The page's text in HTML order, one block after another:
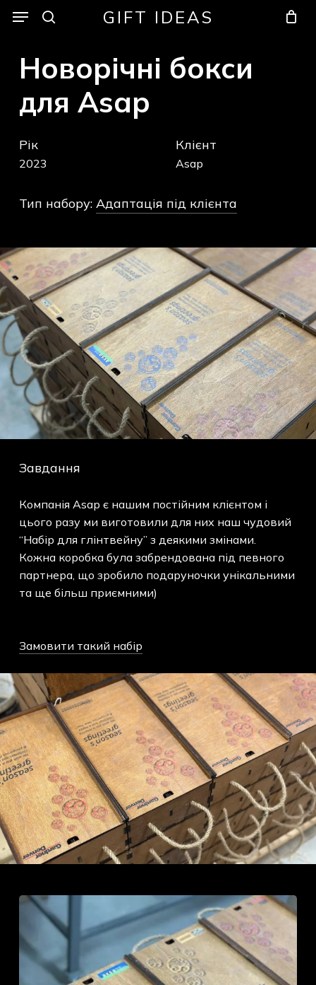
content
GIFT IDEAS
Menu
Новорічні бокси
для Asap
Рік
2023
Клієнт
Asap
Тип набору: Адаптація під клієнта
Завдання
Компанія Asap є нашим постійним клієнтом і
цього разу ми виготовили для них наш чудовий
“Набір для глінтвейну” з деякими змінами.
Кожна коробка була забрендована під певного
партнера, що зробило подаруночки унікальними
та ще більш приємними)
Замовити такий набір
Menu